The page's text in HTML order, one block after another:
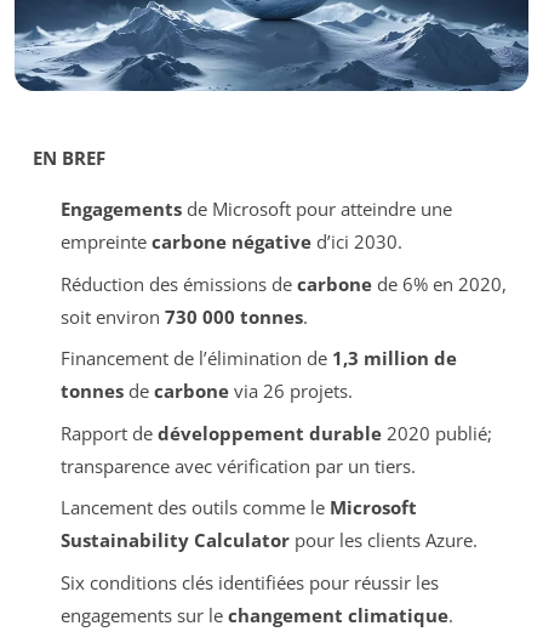
EN BREF
Engagementsde Microsoft pour atteindre une
empreinte carbone négatived’ici 2030.
Réduction des émissions de carbonede 6% en 2020,
soit environ 730 000 tonnes.
Financement de l’élimination de 1,3 million de
tonnesde carbonevia 26 projets.
Rapport de développement durable2020 publié;
transparence avec vérification par un tiers.
Lancement des outils comme le Microsoft
Sustainability Calculatorpour les clients Azure.
Six conditions clés identifiées pour réussir les
engagements sur le changement climatique.